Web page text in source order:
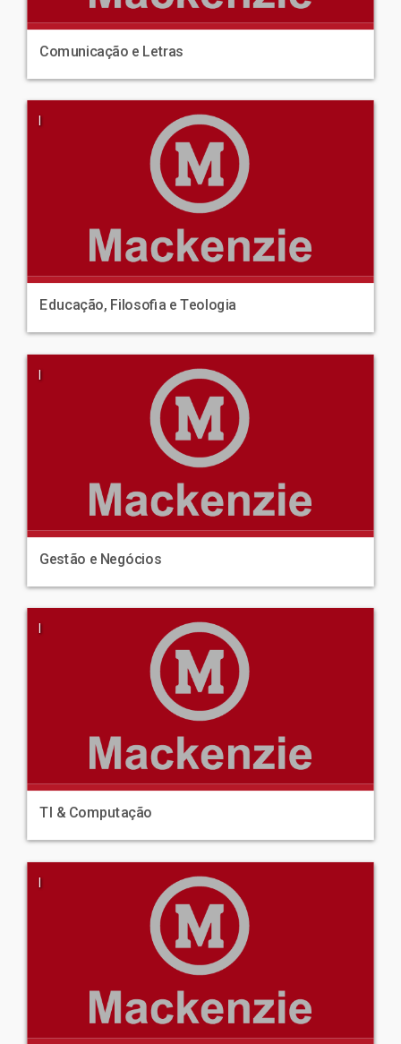
Comunicação e Letras
|
Educação, Filosofia e Teologia
|
Gestão e Negócios
|
TI & Computação
|